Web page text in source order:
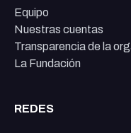
Equipo
Nuestras cuentas
Transparencia de la
La Fundación
REDES